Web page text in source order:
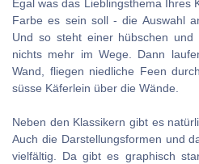
Egal was das Lieblingsthema Ihres
Farbe es sein soll - die Auswahl
Und so steht einer hübschen und
nichts mehr im Wege. Dann
Wand, fliegen niedliche Feen
süsse Käferlein über die Wände.
Neben den Klassikern gibt es
Auch die Darstellungsformen und
vielfältig. Da gibt es graphisch